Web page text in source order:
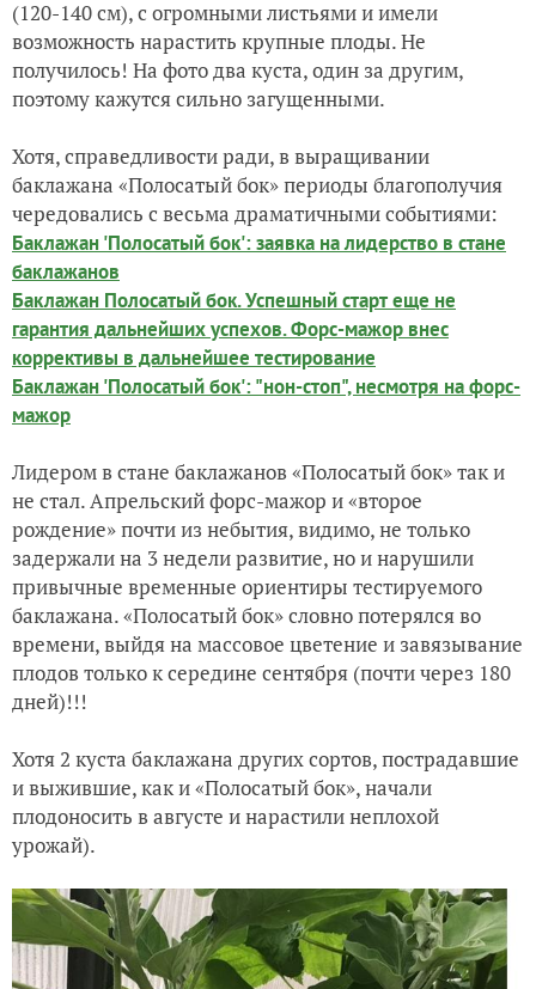
(120-140 см), с огромными листьями и имели
возможность нарастить крупные плоды. Не
получилось! На фото два куста, один за другим,
поэтому кажутся сильно загущенными.
Хотя, справедливости ради, в выращивании
баклажана «Полосатый бок» периоды благополучия
чередовались с весьма драматичными событиями:
Баклажан 'Полосатый бок': заявка на лидерство в стане
баклажанов
Баклажан Полосатый бок. Успешный старт еще не
гарантия дальнейших успехов. Форс-мажор внес
коррективы в дальнейшее тестирование
Баклажан 'Полосатый бок': "нон-стоп", несмотря на форс-
мажор
Лидером в стане баклажанов «Полосатый бок» так и
не стал. Апрельский форс-мажор и «второе
рождение» почти из небытия, видимо, не только
задержали на 3 недели развитие, но и нарушили
привычные временные ориентиры тестируемого
баклажана. «Полосатый бок» словно потерялся во
времени, выйдя на массовое цветение и завязывание
плодов только к середине сентября (почти через 180
дней)!!!
Хотя 2 куста баклажана других сортов, пострадавшие
и выжившие, как и «Полосатый бок», начали
плодоносить в августе и нарастили неплохой
урожай).